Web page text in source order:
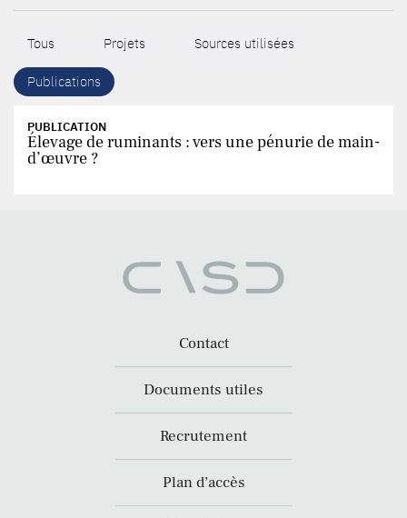
Tous Projets Sources utilisées
Publications
PUBLICATION
Élevage de ruminants : vers une pénurie de main-
d’œuvre ?
Contact
Documents utiles
Recrutement
Plan d’accès